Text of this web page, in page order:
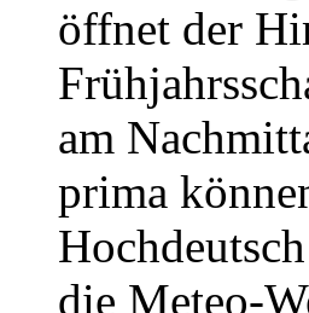
öffnet der
am
prima
die Meteo-